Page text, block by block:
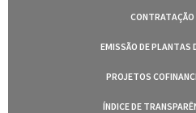
EMISSÃO DE PLANTAS
PROJETOS
ÍNDICE DE